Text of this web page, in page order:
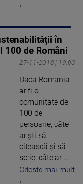
›
în
100 de Români
27-11-2018 | 19:03
Dacă România
ar fi o
comunitate de
100 de
persoane, câte
ar ști să
citească și să
scrie, câte ar ...
Citeste mai mult
›